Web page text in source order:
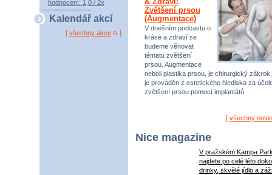
hodnocení: 1,0 / 2x
Kalendář akcí
[ všechny akce ]
Zvětšení prsou
(Augmentace)
V dnešním podcastu o
kráse a zdraví se
budeme věnovat
tématu zvětšení
prsou. Augmentace
neboli plastika prsou, je chirurgický
je prováděn z estetického hlediska za
zvětšení prsou pomocí implantátů.
[ všechny
Nice magazine
V pražském Kampa
najdete po celé léto
drinky, skvělé jídlo a